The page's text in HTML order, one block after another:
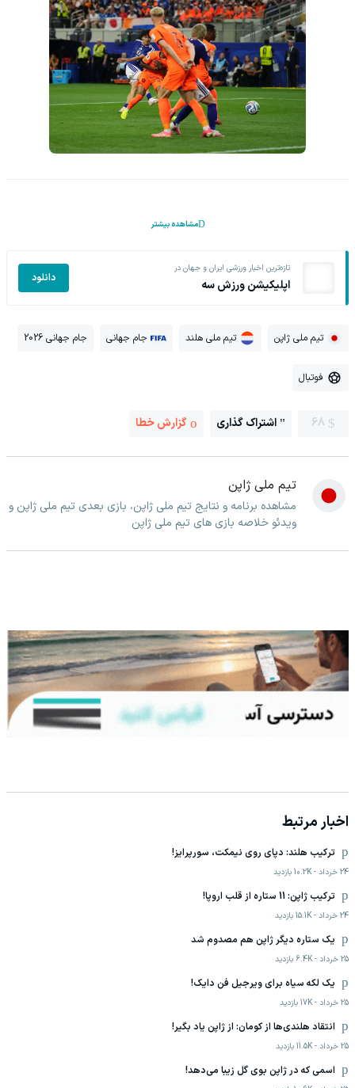
مشاهده بیشتر
تازه‌ترین اخبار ورزشی ایران و جهان در
اپلیکیشن ورزش سه دانلود
تیم ملی ژاپن تیم ملی هلند جام جهانی جام جهانی 2026
فوتبال
68 اشتراک گذاری گزارش خطا
تیم ملی ژاپن
مشاهده برنامه و نتایج تیم ملی ژاپن، بازی بعدی تیم ملی ژاپن و
ویدئو خلاصه بازی های تیم ملی ژاپن
اخبار مرتبط
ترکیب هلند: دپای روی نیمکت، سورپرایز!
24 خرداد -
10.2K بازدید
ترکیب ژاپن: 11 ستاره از قلب اروپا!
24 خرداد -
15.1K بازدید
یک ستاره دیگر ژاپن هم مصدوم شد
25 خرداد -
6.4K بازدید
یک لکه سیاه برای ویرجیل فن دایک!
25 خرداد -
17K بازدید
انتقاد هلندی‌ها از کومان: از ژاپن یاد بگیر!
25 خرداد -
11.5K بازدید
اسمی که در ژاپن بوی گل زیبا می‌دهد!